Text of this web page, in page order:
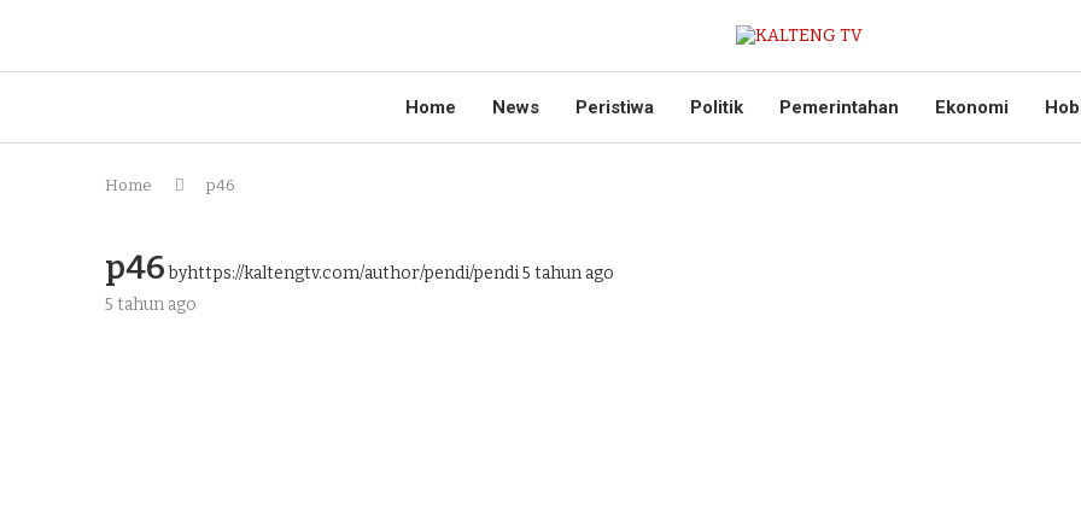
Home News Peristiwa Politik Pemerintahan Ekonomi
Home p46
p46byhttps://kaltengtv.com/author/pendi/pendi5 tahun ago
5 tahun ago